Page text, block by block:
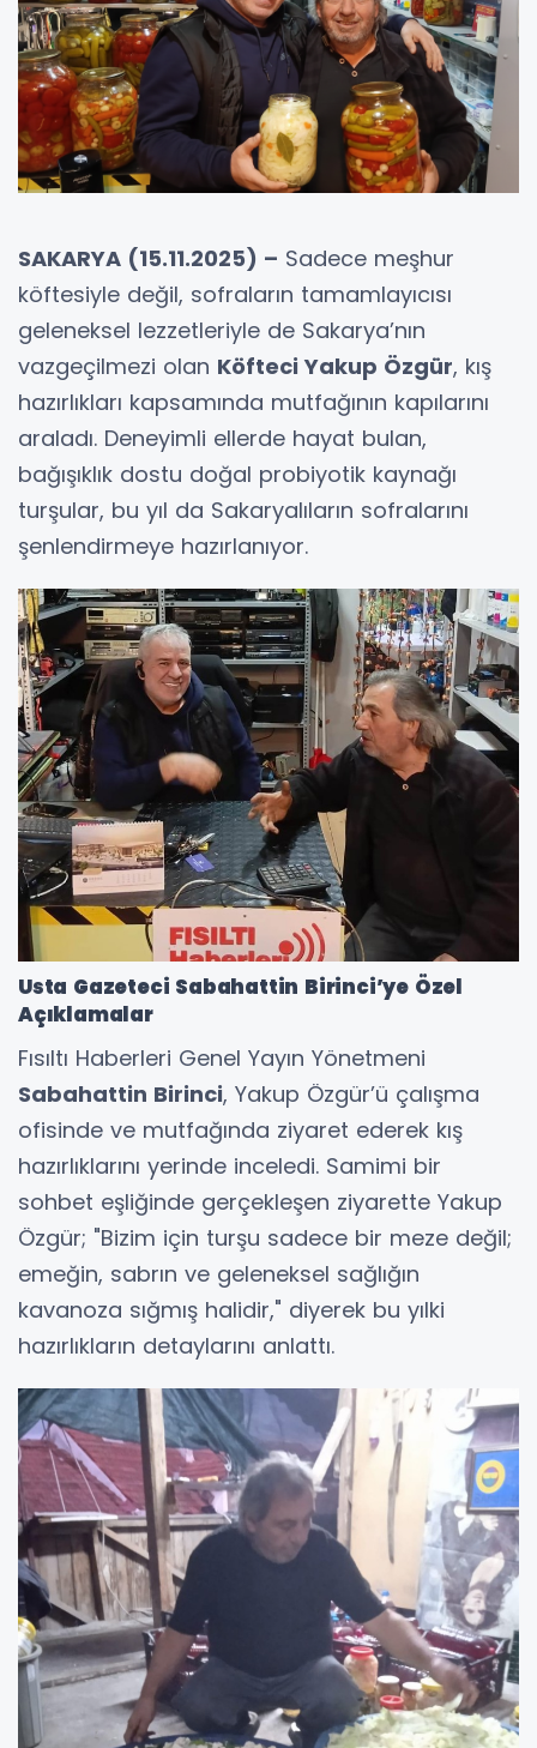
SAKARYA (15.11.2025) – Sadece meşhur
köftesiyle değil, sofraların tamamlayıcısı
geleneksel lezzetleriyle de Sakarya’nın
vazgeçilmezi olan Köfteci Yakup Özgür, kış
hazırlıkları kapsamında mutfağının kapılarını
araladı. Deneyimli ellerde hayat bulan,
bağışıklık dostu doğal probiyotik kaynağı
turşular, bu yıl da Sakaryalıların sofralarını
şenlendirmeye hazırlanıyor.
Usta Gazeteci Sabahattin Birinci’ye Özel
Açıklamalar
Fısıltı Haberleri Genel Yayın Yönetmeni
Sabahattin Birinci, Yakup Özgür’ü çalışma
ofisinde ve mutfağında ziyaret ederek kış
hazırlıklarını yerinde inceledi. Samimi bir
sohbet eşliğinde gerçekleşen ziyarette Yakup
Özgür; "Bizim için turşu sadece bir meze değil;
emeğin, sabrın ve geleneksel sağlığın
kavanoza sığmış halidir," diyerek bu yılki
hazırlıkların detaylarını anlattı.